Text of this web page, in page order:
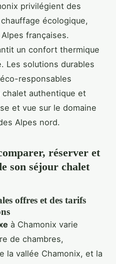
privilégient des
écologique,
françaises.
un confort thermique
Les solutions durables
responsables
authentique et
et vue sur le domaine
Alpes nord.
réserver et
son séjour chalet
offres et des tarifs
à Chamonix varie
de chambres,
la vallée Chamonix, et la